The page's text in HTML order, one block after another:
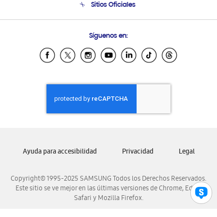
Condiciones de Compra
Soporte vía eMail
Sitios Oficiales
Samsung Ecuador
Samsung El Salvador
Samsung Honduras
Samsung Nicaragua
Samsung Panamá
Samsung Venezuela
Síguenos en:
Copyright© 1995-2025 SAMSUNG Todos los Derechos Reservados.
Este sitio se ve mejor en las últimas versiones de Chrome, Edge,
Safari y Mozilla Firefox.
Ayuda para accesibilidad Privacidad Legal